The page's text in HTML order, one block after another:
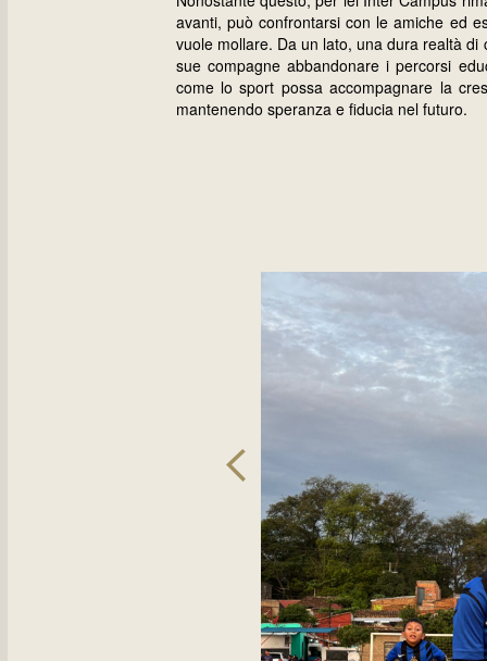
avanti, può confrontarsi con le amiche ed
vuole mollare. Da un lato, una dura realtà
sue compagne abbandonare i percorsi
come lo sport possa accompagnare la
mantenendo speranza e fiducia nel futuro.